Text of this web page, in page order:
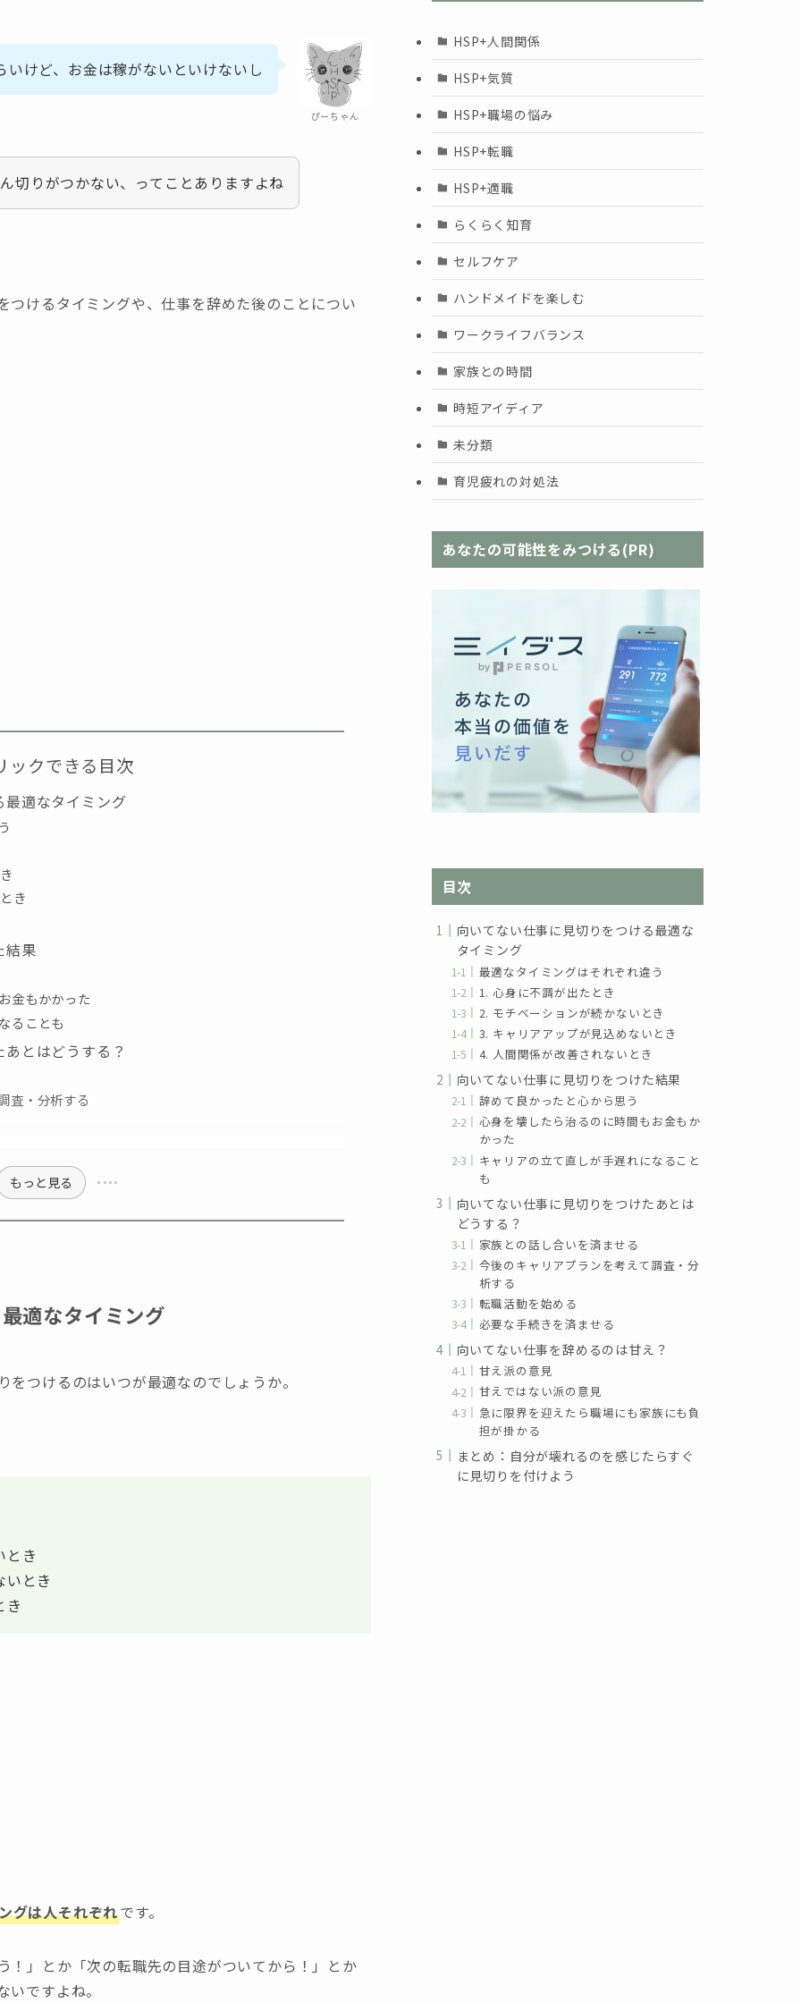
ぴーちゃん
いけど、お金は稼がないといけないし
切りがつかない、ってことありますよね
けるタイミングや、仕事を辞めた後のことについ
ックできる目次
適なタイミング
き
結果
金もかかった
ることも
とはどうする？
査・分析する
もっと見る
最適なタイミング
つけるのはいつが最適なのでしょうか。
とき
とき
き
グは人それぞれです。
！」とか「次の転職先の目途がついてから！」とか
ですよね。
HSP+人間関係
HSP+気質
HSP+職場の悩み
HSP+転職
HSP+適職
らくらく知育
セルフケア
ハンドメイドを楽しむ
ワークライフバランス
家族との時間
時短アイディア
未分類
育児疲れの対処法
あなたの可能性をみつける(PR)
目次
向いてない仕事に見切りをつける最適な
タイミング
最適なタイミングはそれぞれ違う
1. 心身に不調が出たとき
2. モチベーションが続かないとき
3. キャリアアップが見込めないとき
4. 人間関係が改善されないとき
向いてない仕事に見切りをつけた結果
辞めて良かったと心から思う
心身を壊したら治るのに時間もお金もか
かった
キャリアの立て直しが手遅れになること
も
向いてない仕事に見切りをつけたあとは
どうする？
家族との話し合いを済ませる
今後のキャリアプランを考えて調査・分
析する
転職活動を始める
必要な手続きを済ませる
向いてない仕事を辞めるのは甘え？
甘え派の意見
甘えではない派の意見
急に限界を迎えたら職場にも家族にも負
担が掛かる
まとめ：自分が壊れるのを感じたらすぐ
に見切りを付けよう